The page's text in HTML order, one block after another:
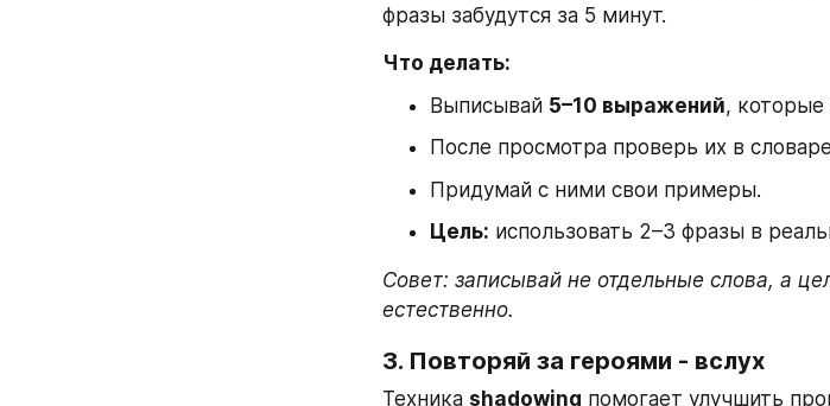
фразы забудутся за 5 минут.
Что делать:
Выписывай 5–10 выражений, которые
После просмотра проверь их в
Придумай с ними свои примеры.
Цель: использовать 2–3 фразы в
Совет: записывай не отдельные слова, а
естественно.
3. Повторяй за героями - вслух
Техника shadowing помогает улучшить